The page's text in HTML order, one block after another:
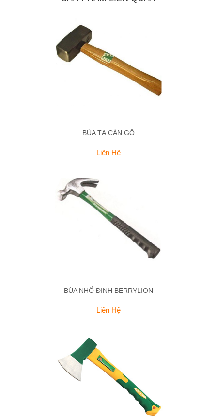
BÚA TẠ CÁN GỖ
Liên Hệ
BÚA NHỔ ĐINH BERRYLION
Liên Hệ